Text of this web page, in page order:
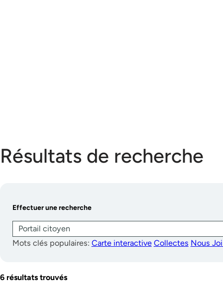
Résultats de recherche
Effectuer une recherche
Mots clés populaires: Carte interactive Collectes Nous
6 résultats trouvés